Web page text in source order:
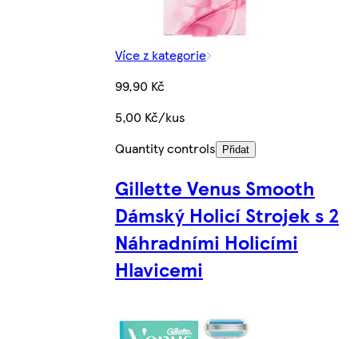
Více z kategorie
99,90 Kč
5,00 Kč/kus
Quantity controls
Přidat
Gillette Venus Smooth
Dámský Holicí Strojek s 2
Náhradními Holicími
Hlavicemi